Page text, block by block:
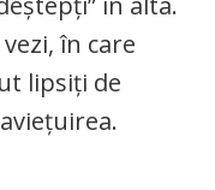
în care
lipsiți de